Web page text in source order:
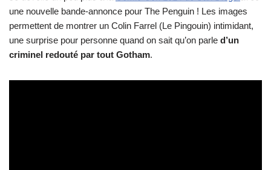
une nouvelle bande-annonce pour The Penguin ! Les images
permettent de montrer un Colin Farrel (Le Pingouin) intimidant,
une surprise pour personne quand on sait qu’on parle d’un
criminel redouté par tout Gotham.